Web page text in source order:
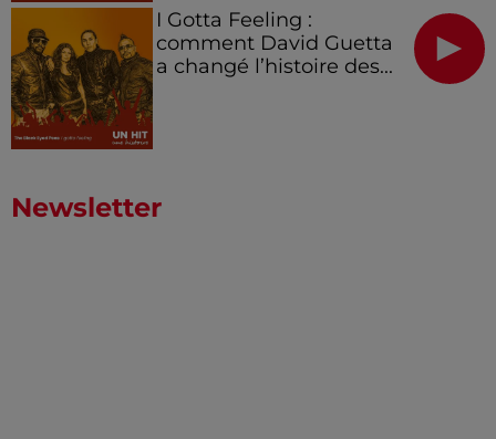
I Gotta Feeling :
comment David Guetta
a changé l’histoire des...
Newsletter